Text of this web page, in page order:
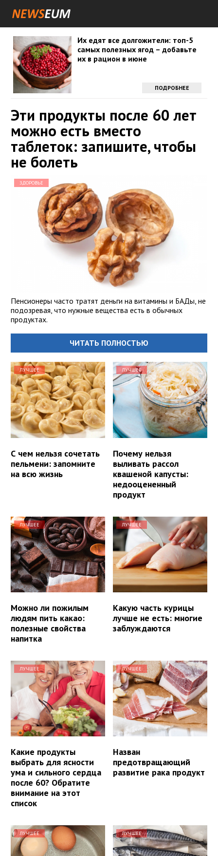
Их едят все долгожители: топ-5
самых полезных ягод – добавьте
их в рацион в июне
ПОДРОБНЕЕ
Эти продукты после 60 лет
можно есть вместо
таблеток: запишите, чтобы
не болеть
ЗДОРОВЬЕ
Пенсионеры часто тратят деньги на витамины и БАДы, не
подозревая, что нужные вещества есть в обычных
продуктах.
ЧИТАТЬ ПОЛНОСТЬЮ
ЛУЧШЕЕ
С чем нельзя сочетать
пельмени: запомните
на всю жизнь
ЛУЧШЕЕ
Почему нельзя
выливать рассол
квашеной капусты:
недооцененный
продукт
ЛУЧШЕЕ
Можно ли пожилым
людям пить какао:
полезные свойства
напитка
ЛУЧШЕЕ
Какую часть курицы
лучше не есть: многие
заблуждаются
ЛУЧШЕЕ
Какие продукты
выбрать для ясности
ума и сильного сердца
после 60? Обратите
внимание на этот
список
ЛУЧШЕЕ
Назван
предотвращающий
развитие рака продукт
ЛУЧШЕЕ ЛУЧШЕЕ